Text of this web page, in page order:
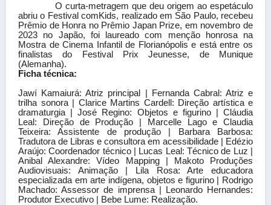
O curta-metragem que deu origem ao espetáculo
abriu o Festival comKids, realizado em São Paulo, recebeu
Prêmio de Honra no Prêmio Japan Prize, em novembro de
2023 no Japão, foi laureado com menção honrosa na
Mostra de Cinema Infantil de Florianópolis e está entre os
finalistas do Festival Prix Jeunesse, de Munique
(Alemanha).
Ficha técnica:
Jawí Kamaiurá: Atriz principal | Fernanda Cabral: Atriz e
trilha sonora | Clarice Martins Cardell: Direção artística e
dramaturgia | José Regino: Objetos e figurino | Cláudia
Leal: Direção de Produção | Marcelle Lago e Claudia
Teixeira: Assistente de produção | Barbara Barbosa:
Tradutora de Libras e consultora em acessibilidade | Edézio
Araújo: Coordenador técnico | Lucas Leal: Técnico de Luz |
Anibal Alexandre: Vídeo Mapping | Makoto Produções
Audiovisuais: Animação | Lila Rosa: Arte educadora
especializada em arte indígena, objetos e figurino | Rodrigo
Machado: Assessor de imprensa | Leonardo Hernandes:
Produtor Executivo | Bebe Lume: Realização.